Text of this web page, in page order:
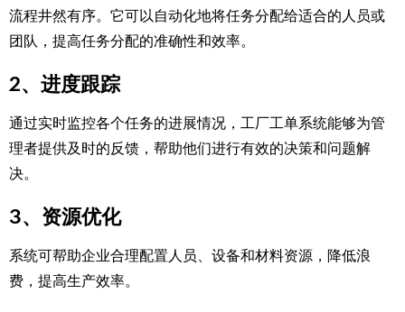
流程井然有序。它可以自动化地将任务分配给适合的人员或
团队，提高任务分配的准确性和效率。
2、进度跟踪
通过实时监控各个任务的进展情况，工厂工单系统能够为管
理者提供及时的反馈，帮助他们进行有效的决策和问题解
决。
3、资源优化
系统可帮助企业合理配置人员、设备和材料资源，降低浪
费，提高生产效率。